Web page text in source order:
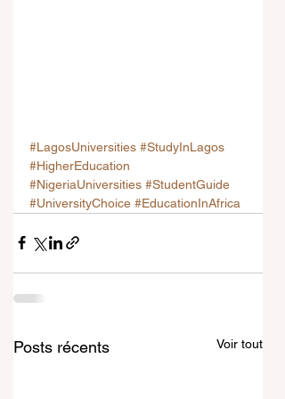
#LagosUniversities #StudyInLagos
#HigherEducation
#NigeriaUniversities #StudentGuide
#UniversityChoice #EducationInAfrica
Posts récents Voir tout